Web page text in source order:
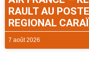
RAULT AU
REGIONAL
7 août 2026